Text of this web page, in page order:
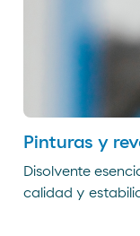
Pinturas y
Disolvente
calidad y